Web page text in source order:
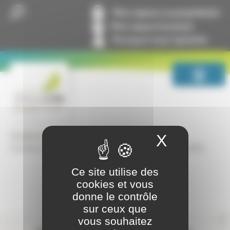
GrandLyon Habitat
GrandLyon Habitat agréé Organisme Foncier Solidaire (OFS)
Contactez-nous
Ce site utilise des
cookies et vous
donne le contrôle
sur ceux que
vous souhaitez
X